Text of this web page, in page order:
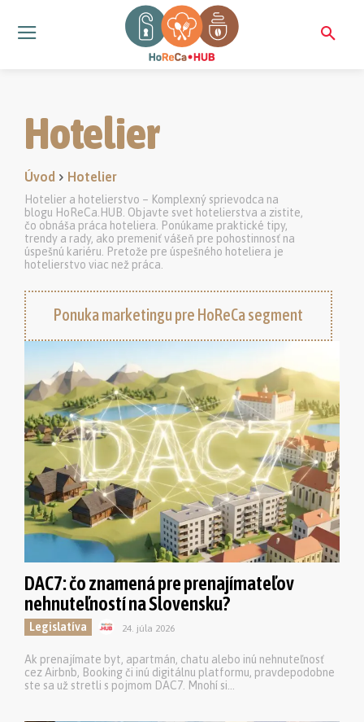
Hotelier
Úvod Hotelier
Hotelier a hotelierstvo – Komplexný sprievodca na
blogu HoReCa.HUB. Objavte svet hotelierstva a zistite,
čo obnáša práca hoteliera. Ponúkame praktické tipy,
trendy a rady, ako premeniť vášeň pre pohostinnosť na
úspešnú kariéru. Pretože pre úspešného hoteliera je
hotelierstvo viac než práca.
Ponuka marketingu pre HoReCa segment
DAC7: čo znamená pre prenajímateľov
nehnuteľností na Slovensku?
Legislatíva 24. júla 2026
Ak prenajímate byt, apartmán, chatu alebo inú nehnuteľnosť
cez Airbnb, Booking či inú digitálnu platformu, pravdepodobne
ste sa už stretli s pojmom DAC7. Mnohí si...